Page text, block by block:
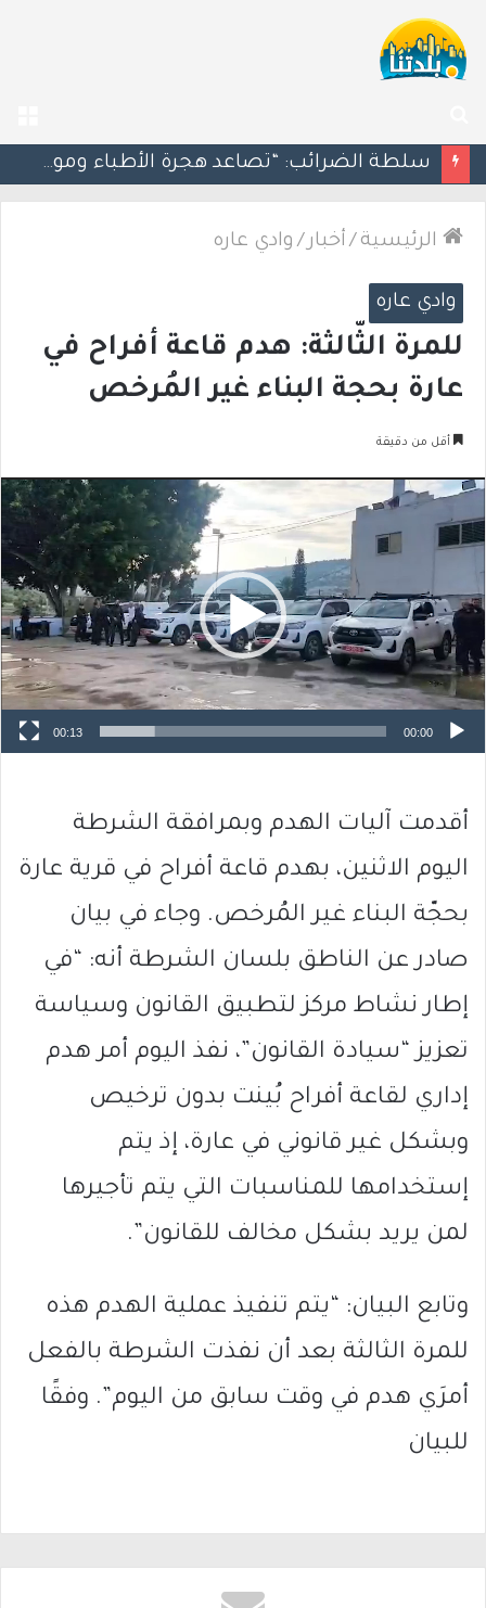
عن
مسؤول إسرائيلي: الحكومة اللبنانية وافقت على وجود الجيش الإسرائيلي داخل أراضيها
الرئيسية / أخبار / وادي عاره
وادي عاره
للمرة الثّالثة: هدم قاعة أفراح في
عارة بحجة البناء غير المُرخص
أقل من دقيقة
مشغل
00:00
00:13
أقدمت آليات الهدم وبمرافقة الشرطة
اليوم الاثنين، بهدم قاعة أفراح في قرية عارة
بحجّة البناء غير المُرخص. وجاء في بيان
صادر عن الناطق بلسان الشرطة أنه: “في
إطار نشاط مركز لتطبيق القانون وسياسة
تعزيز “سيادة القانون”، نفذ اليوم أمر هدم
إداري لقاعة أفراح بُينت بدون ترخيص
وبشكل غير قانوني في عارة، إذ يتم
إستخدامها للمناسبات التي يتم تأجيرها
لمن يريد بشكل مخالف للقانون”.
وتابع البيان: “يتم تنفيذ عملية الهدم هذه
للمرة الثالثة بعد أن نفذت الشرطة بالفعل
أمرَي هدم في وقت سابق من اليوم”. وفقًا
للبيان